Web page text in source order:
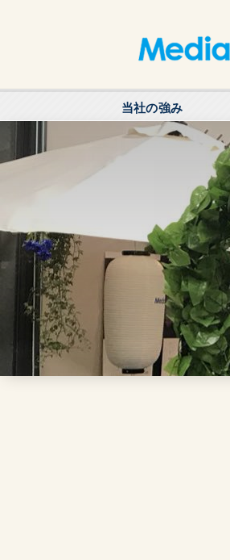
当社の強み